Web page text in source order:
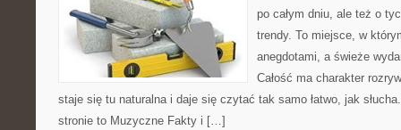
po całym dniu, ale też o
trendy. To miejsce, w
anegdotami, a świeże
Całość ma charakter
staje się tu naturalna i daje się czytać tak samo łatwo, jak
stronie to Muzyczne Fakty i […]